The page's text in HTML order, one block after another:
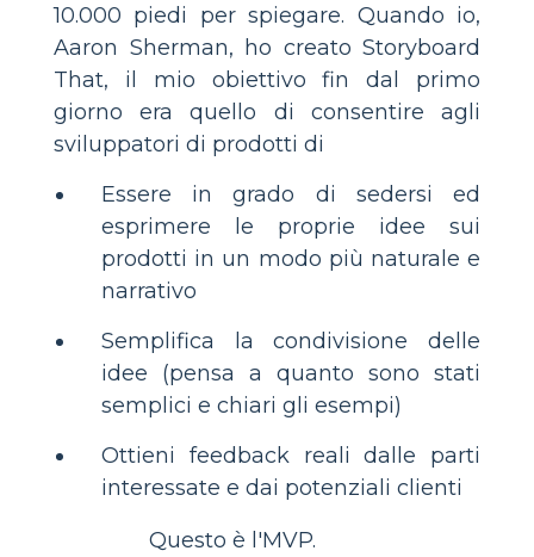
10.000 piedi per spiegare. Quando io,
Aaron Sherman, ho creato Storyboard
That, il mio obiettivo fin dal primo
giorno era quello di consentire agli
sviluppatori di prodotti di
Essere in grado di sedersi ed
esprimere le proprie idee sui
prodotti in un modo più naturale e
narrativo
Semplifica la condivisione delle
idee (pensa a quanto sono stati
semplici e chiari gli esempi)
Ottieni feedback reali dalle parti
interessate e dai potenziali clienti
Questo è l'MVP.